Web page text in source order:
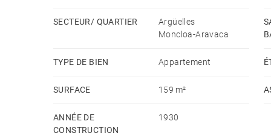
cellier stratégiquement répartis pour garantir un
Situé dans le prestigieux quartier d'Argüelles, ce
architecture bourgeoise à une offre culturelle et
Un quartier résidentiel par excellence, avec des
SECTEUR/ QUARTIER
Argüelles
Moncloa-Aravaca
TYPE DE BIEN Appartement
SURFACE 159 m²
ANNÉE DE
CONSTRUCTION
1930